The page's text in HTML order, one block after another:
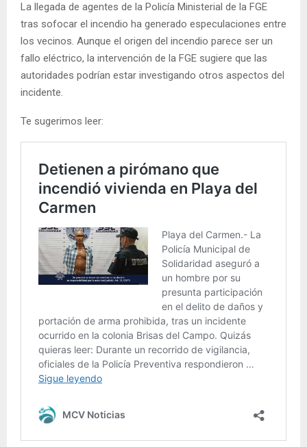
La llegada de agentes de la Policía Ministerial de la FGE
tras sofocar el incendio ha generado especulaciones entre
los vecinos. Aunque el origen del incendio parece ser un
fallo eléctrico, la intervención de la FGE sugiere que las
autoridades podrían estar investigando otros aspectos del
incidente.
Te sugerimos leer: